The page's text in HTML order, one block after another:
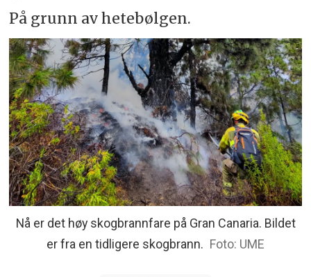
På grunn av hetebølgen.
Nå er det høy skogbrannfare på Gran Canaria. Bildet
er fra en tidligere skogbrann.
UME